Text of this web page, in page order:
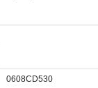
0608CD530